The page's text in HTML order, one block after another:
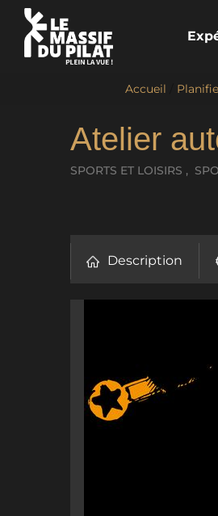
Accueil
Atelier
SPORTS ET LOISIRS ,
Description